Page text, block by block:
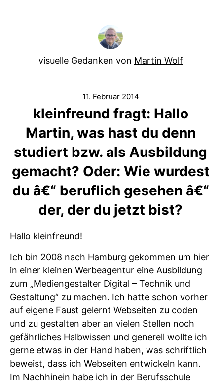
visuelle Gedanken von Martin Wolf
11. Februar 2014
kleinfreund fragt: Hallo
Martin, was hast du denn
studiert bzw. als Ausbildung
gemacht? Oder: Wie wurdest
du â€“ beruflich gesehen â€“
der, der du jetzt bist?
Hallo kleinfreund!
Ich bin 2008 nach Hamburg gekommen um hier
in einer kleinen Werbeagentur eine Ausbildung
zum „Mediengestalter Digital – Technik und
Gestaltung“ zu machen. Ich hatte schon vorher
auf eigene Faust gelernt Webseiten zu coden
und zu gestalten aber an vielen Stellen noch
gefährliches Halbwissen und generell wollte ich
gerne etwas in der Hand haben, was schriftlich
beweist, dass ich Webseiten entwickeln kann.
Im Nachhinein habe ich in der Berufsschule